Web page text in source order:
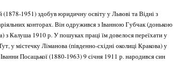
(1878-1951) здобув юри­дичну освіту у Львові та Відні з
конторах. Він одружився з Іванною Губчак (донькою
з Калуша 1910 р. У пошуках праці їм довелося переїхати у
у містечку Ліманова (пів­денно-східні околиці Кракова) у
Посацької (1880-1963) 9 січня 1911 р. народився син